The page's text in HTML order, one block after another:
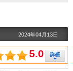
2024年04月13日
5.0